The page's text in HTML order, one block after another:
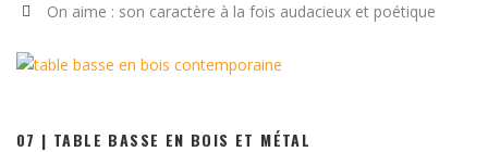
On aime : son caractère à la fois audacieux et poétique
07 | TABLE BASSE EN BOIS ET MÉTAL